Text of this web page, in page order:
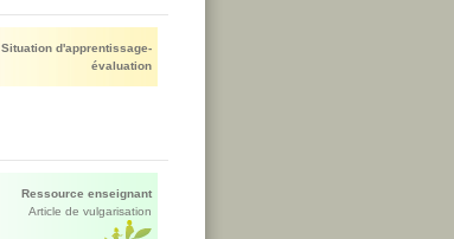
Situation d'apprentissage-
évaluation
Ressource enseignant
Article de vulgarisation